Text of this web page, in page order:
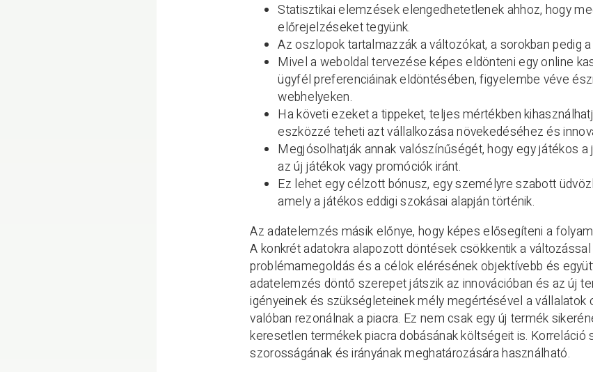
Statisztikai elemzések elengedhetetlenek ahhoz, hogy
előrejelzéseket tegyünk.
Az oszlopok tartalmazzák a változókat, a sorokban pedig
Mivel a weboldal tervezése képes eldönteni egy online
ügyfél preferenciáinak eldöntésében, figyelembe véve
webhelyeken.
Ha követi ezeket a tippeket, teljes mértékben
eszközzé teheti azt vállalkozása növekedéséhez és
Megjósolhatják annak valószínűségét, hogy egy játékos
az új játékok vagy promóciók iránt.
Ez lehet egy célzott bónusz, egy személyre szabott
amely a játékos eddigi szokásai alapján történik.
Az adatelemzés másik előnye, hogy képes elősegíteni a
A konkrét adatokra alapozott döntések csökkentik a
problémamegoldás és a célok elérésének objektívebb és
adatelemzés döntő szerepet játszik az innovációban és az új
igényeinek és szükségleteinek mély megértésével a vállalatok
valóban rezonálnak a piacra. Ez nem csak egy új termék
keresetlen termékek piacra dobásának költségeit is.
szorosságának és irányának meghatározására használható.